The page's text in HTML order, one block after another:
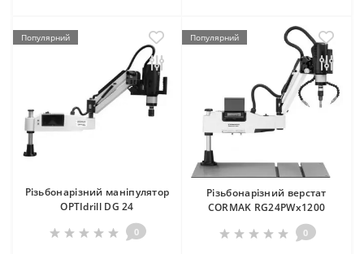
Популярний
Різьбонарізний маніпулятор
OPTIdrill DG 24
0
Популярний
Різьбонарізний верстат
CORMAK RG24PWx1200
0